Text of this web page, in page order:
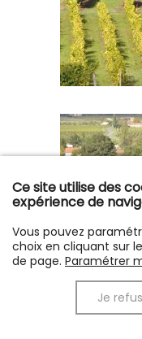
Ce site utilise des
expérience de
Vous pouvez
choix en cliquant sur
de page. Paramétrer
Je